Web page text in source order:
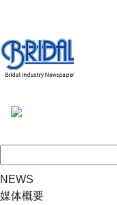
NEWS
媒体概要